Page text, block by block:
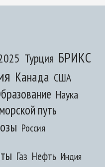
Турция БРИКС
Канада США
Наука
путь
Россия
Газ Нефть Индия